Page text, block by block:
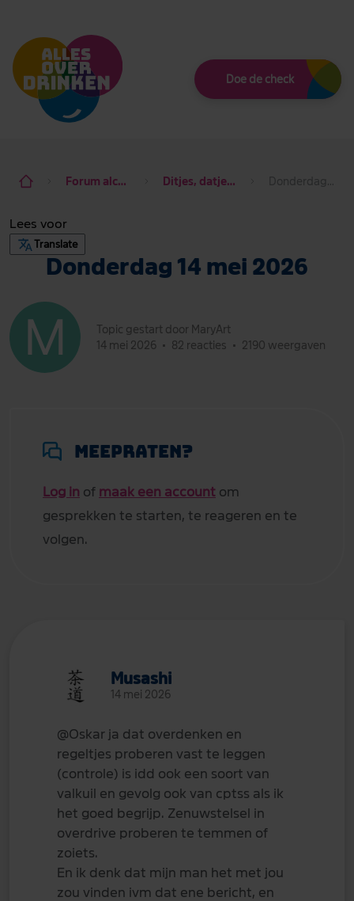
Doe de check
Forum alcohol de baas Ditjes, datjes & dagdraad
Lees voor
Translate
Donderdag 14 mei 2026
Topic gestart door MaryArt
14 mei 2026
• 82 reacties • 2190 weergaven
Meepraten?
Log in of maak een account om
gesprekken te starten, te reageren en te
volgen.
Musashi
14 mei 2026
@Oskar ja dat overdenken en
regeltjes proberen vast te leggen
(controle) is idd ook een soort van
valkuil en gevolg ook van cptss als ik
het goed begrijp. Zenuwstelsel in
overdrive proberen te temmen of
zoiets.
En ik denk dat mijn man het met jou
zou vinden ivm dat ene bericht, en